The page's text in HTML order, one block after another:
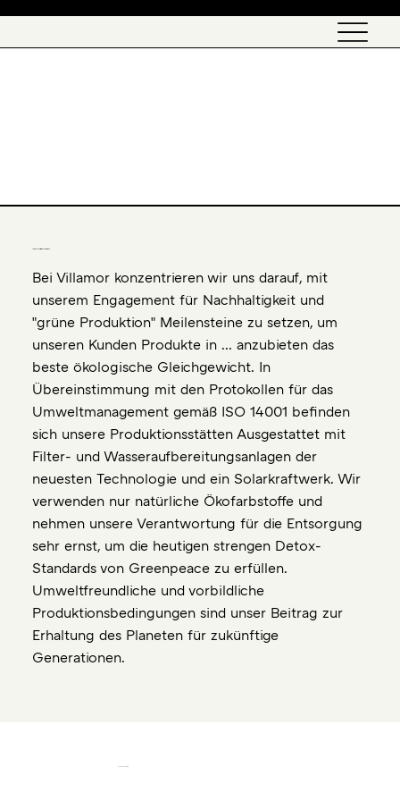
Bei Villamor konzentrieren wir uns darauf, mit
unserem Engagement für Nachhaltigkeit und
"grüne Produktion" Meilensteine ​​zu setzen, um
unseren Kunden Produkte in ... anzubieten das
beste ökologische Gleichgewicht. In
Übereinstimmung mit den Protokollen für das
Umweltmanagement gemäß ISO 14001 befinden
sich unsere Produktionsstätten Ausgestattet mit
Filter- und Wasseraufbereitungsanlagen der
neuesten Technologie und ein Solarkraftwerk. Wir
verwenden nur natürliche Ökofarbstoffe und
nehmen unsere Verantwortung für die Entsorgung
sehr ernst, um die heutigen strengen Detox-
Standards von Greenpeace zu erfüllen.
Umweltfreundliche und vorbildliche
Produktionsbedingungen sind unser Beitrag zur
Erhaltung des Planeten für zukünftige
Generationen.